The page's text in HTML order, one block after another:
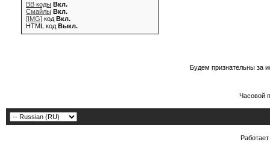
BB коды Вкл.
Смайлы Вкл.
[IMG] код Вкл.
HTML код Выкл.
Будем признательны за
Часовой